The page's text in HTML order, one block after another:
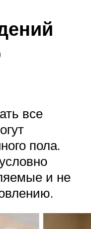
все
пола.
и не